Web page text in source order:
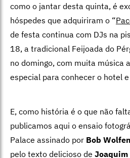
como o jantar desta quinta, é
hóspedes que adquiriram o “
de festa continua com DJs na
18, a tradicional Feijoada do
no domingo, com muita música
especial para conhecer o hotel
E, como história é o que não
publicamos aqui o ensaio
Palace assinado por Bob
pelo texto delicioso de Joaquim